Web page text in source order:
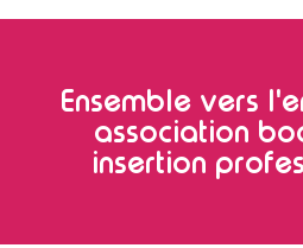
Ensemble vers
association
insertion